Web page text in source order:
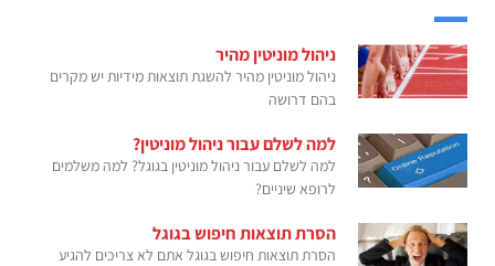
ניהול מוניטין מהיר
ניהול מוניטין מהיר להשגת תוצאות מידיות יש מקרים
בהם דרושה
למה לשלם עבור ניהול מוניטין?
למה לשלם עבור ניהול מוניטין בגוגל? למה משלמים
לרופא שיניים?
הסרת תוצאות חיפוש בגוגל
הסרת תוצאות חיפוש בגוגל אתם לא צריכים להגיע